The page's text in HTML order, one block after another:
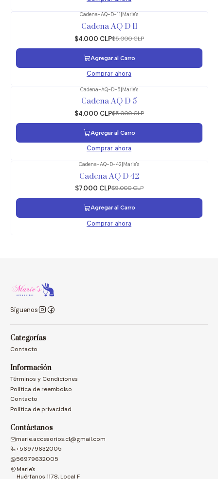
Cadena-AQ-D-11 Marie's
Cadena AQ D 11
$4.000 CLP$5.000 CLP
Agregar al Carro
Comprar ahora
Cadena-AQ-D-5|Marie's
Cadena AQ D 5
$4.000 CLP$5.000 CLP
Agregar al Carro
Comprar ahora
Cadena-AQ-D-42|Marie's
Cadena AQ D 42
$7.000 CLP$9.000 CLP
Agregar al Carro
Comprar ahora
Síguenos
Categorías
Contacto
Información
Términos y Condiciones
Política de reembolso
Contacto
Política de privacidad
Contáctanos
marie.accesorios.cl@gmail.com
+56979632005
56979632005
Marie's
Huérfanos 1178, Local F